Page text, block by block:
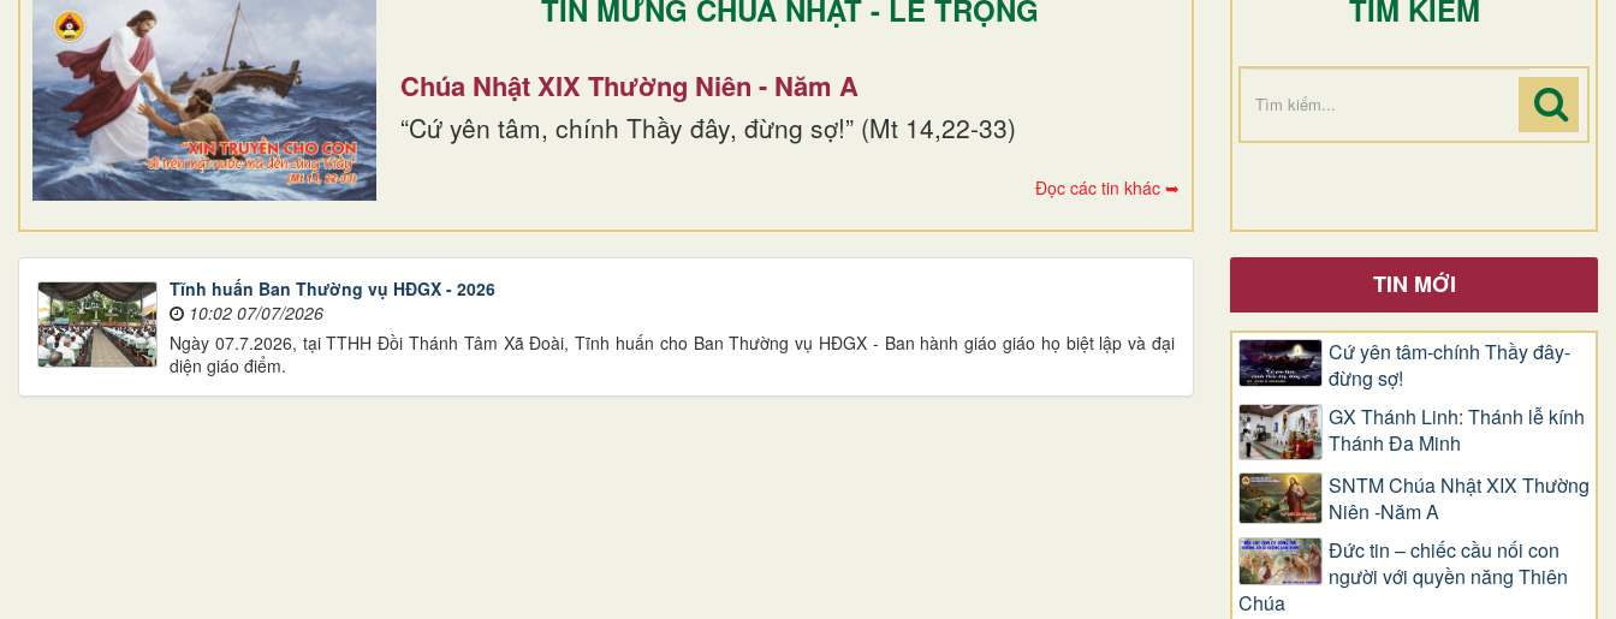
TIN MỪNG CHÚA NHẬT - LỄ TRỌNG
Chúa Nhật XIX Thường Niên - Năm A
“Cứ yên tâm, chính Thầy đây, đừng sợ!” (Mt 14,22-33)
Đọc các tin khác ➥
TÌM KIẾM
Tĩnh huấn Ban Thường vụ HĐGX - 2026
10:02 07/07/2026
Ngày 07.7.2026, tại TTHH Đồi Thánh Tâm Xã Đoài, Tĩnh huấn cho Ban Thường vụ HĐGX - Ban hành giáo giáo họ biệt lập và đại
diện giáo điểm.
TIN MỚI
Cứ yên tâm-chính Thầy đây-
đừng sợ!
GX Thánh Linh: Thánh lễ kính
Thánh Đa Minh
SNTM Chúa Nhật XIX Thường
Niên -Năm A
Đức tin – chiếc cầu nối con
người với quyền năng Thiên
Chúa